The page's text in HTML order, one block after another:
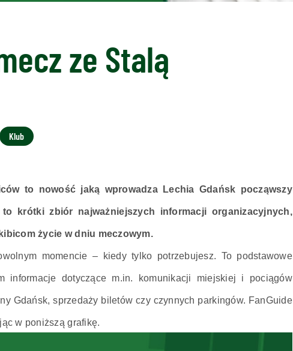
ze Stalą
Klub
to nowość jaką wprowadza Lechia Gdańsk począwszy
krótki zbiór najważniejszych informacji organizacyjnych,
życie w dniu meczowym.
momencie – kiedy tylko potrzebujesz. To podstawowe
informacje dotyczące m.in. komunikacji miejskiej i pociągów
Gdańsk, sprzedaży biletów czy czynnych parkingów. FanGuide
w poniższą grafikę.